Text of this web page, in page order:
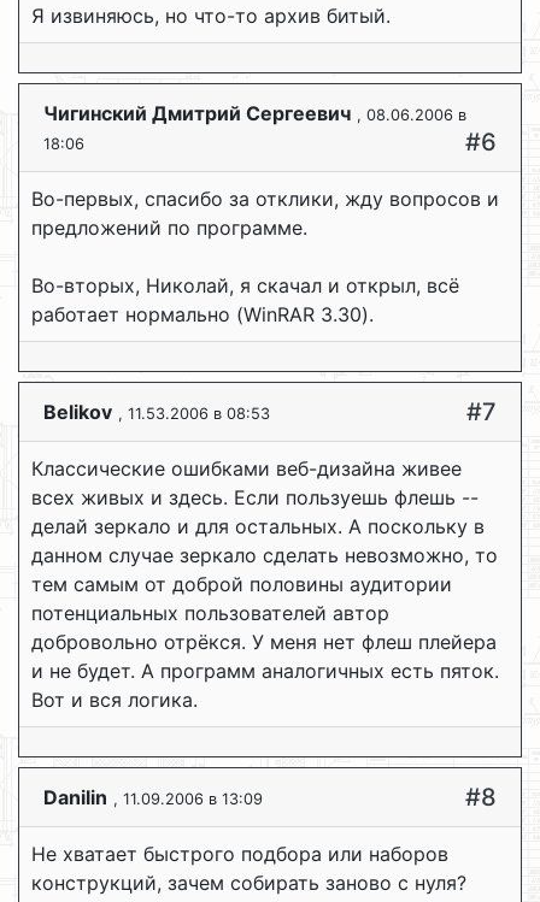
Я извиняюсь, но что-то архив битый.
Чигинский Дмитрий Сергеевич , 08.06.2006 в
18:06
#6
Во-первых, спасибо за отклики, жду вопросов и
предложений по программе.
Во-вторых, Николай, я скачал и открыл, всё
работает нормально (WinRAR 3.30).
Belikov , 11.53.2006 в 08:53 #7
Классические ошибками веб-дизайна живее
всех живых и здесь. Если пользуешь флешь --
делай зеркало и для остальных. А поскольку в
данном случае зеркало сделать невозможно, то
тем самым от доброй половины аудитории
потенциальных пользователей автор
добровольно отрёкся. У меня нет флеш плейера
и не будет. А программ аналогичных есть пяток.
Вот и вся логика.
Dаnilin , 11.09.2006 в 13:09 #8
Не хватает быстрого подбора или наборов
конструкций, зачем собирать заново с нуля?